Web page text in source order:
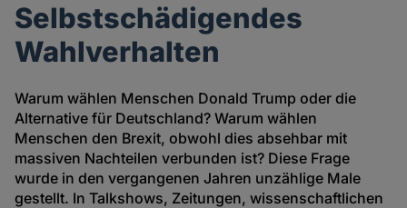
Selbstschädigendes
Wahlverhalten
Warum wählen Menschen Donald Trump oder die
Alternative für Deutschland? Warum wählen
Menschen den Brexit, obwohl dies absehbar mit
massiven Nachteilen verbunden ist? Diese Frage
wurde in den vergangenen Jahren unzählige Male
gestellt. In Talkshows, Zeitungen, wissenschaftlichen